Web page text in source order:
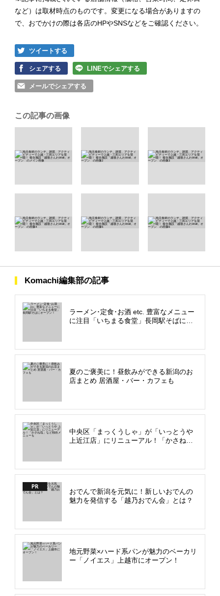
など）は取材時点のものです。変更になる場合がありますの
で、おでかけの際は各店のHPやSNSなどをご確認ください。
ツイートする
シェアする LINEでシェアする
メールでシェアする
この記事の画像
Komachi編集部の記事
ラーメン･定食･お酒 etc. 豊富なメニュー
に注目「いちまる食堂」長岡駅そばにオ
夏のご褒美に！昼飲みができる新潟のお
店まとめ 居酒屋・バー・カフェも
中央区「まっくうしゃ」が「いっとうや
上近江店」にリニューアル！「かさね
PR
おでんで新潟を元気に！新しいおでんの
魅力を発信する「越乃おでん会」とは？
地元野菜×ハード系パンが魅力のベーカリ
ー「ノイエス」上越市にオープン！